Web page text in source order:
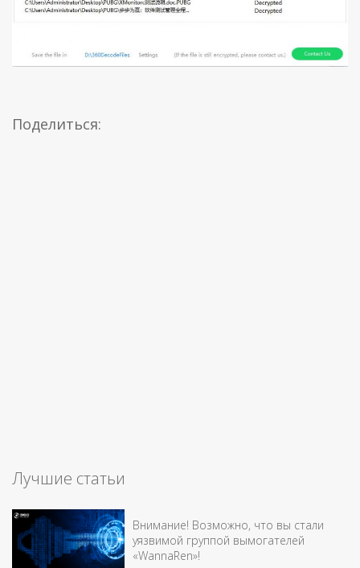
Поделиться:
Лучшие статьи
Внимание! Возможно, что вы стали
уязвимой группой вымогателей
«WannaRen»!